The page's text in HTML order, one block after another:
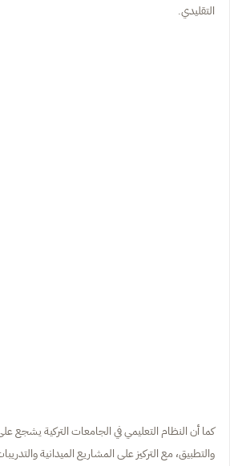
التقليدي.
كما أن النظام التعليمي في الجامعات التركية يشجع
والتطبيق، مع التركيز على المشاريع الميدانية